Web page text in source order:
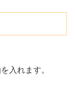
入れます。